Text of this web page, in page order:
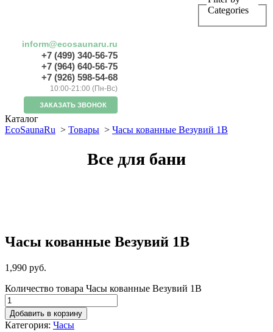
Categories
inform@ecosaunaru.ru
+7 (499) 340-56-75
+7 (964) 640-56-75
+7 (926) 598-54-68
10:00-21:00 (Пн-Вс)
ЗАКАЗАТЬ ЗВОНОК
Каталог
EcoSaunaRu > Товары > Часы кованные Везувий 1B
Все для бани
Часы кованные Везувий 1B
1,990 руб.
Количество товара Часы кованные Везувий 1B
Добавить в корзину
Категория: Часы